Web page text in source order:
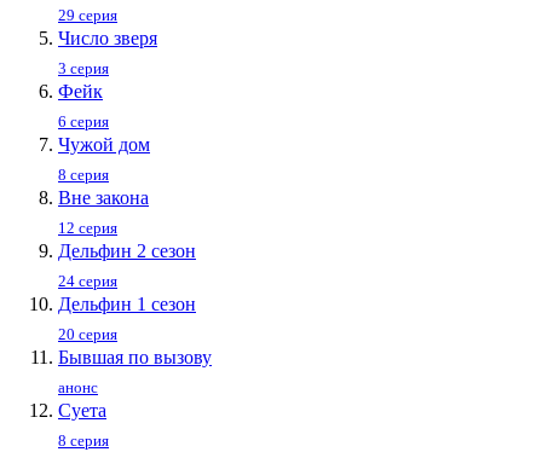
29 серия
Число зверя
3 серия
Фейк
6 серия
Чужой дом
8 серия
Вне закона
12 серия
Дельфин 2 сезон
24 серия
Дельфин 1 сезон
20 серия
Бывшая по вызову
анонс
Суета
8 серия